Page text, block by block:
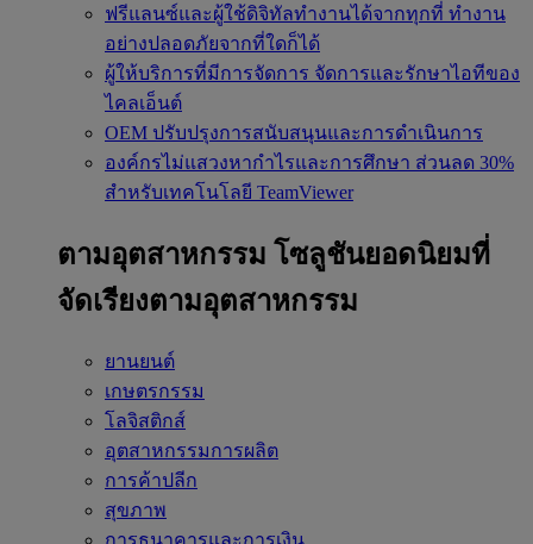
ฟรีแลนซ์และผู้ใช้ดิจิทัลทำงานได้จากทุกที่ ทำงาน
อย่างปลอดภัยจากที่ใดก็ได้
ผู้ให้บริการที่มีการจัดการ จัดการและรักษาไอทีของ
ไคลเอ็นต์
OEM ปรับปรุงการสนับสนุนและการดำเนินการ
องค์กรไม่แสวงหากำไรและการศึกษา ส่วนลด 30%
สำหรับเทคโนโลยี TeamViewer
ตามอุตสาหกรรม โซลูชันยอดนิยมที่
จัดเรียงตามอุตสาหกรรม
ยานยนต์
เกษตรกรรม
โลจิสติกส์
อุตสาหกรรมการผลิต
การค้าปลีก
สุขภาพ